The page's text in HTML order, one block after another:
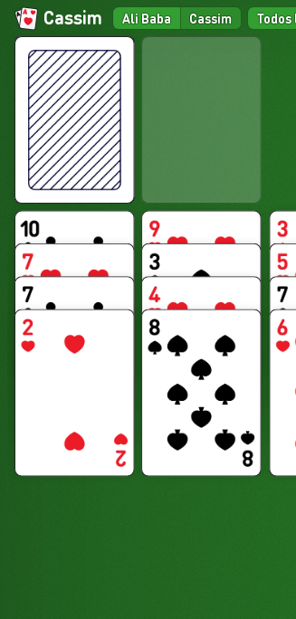
Cassim Ali Baba Cassim Todos